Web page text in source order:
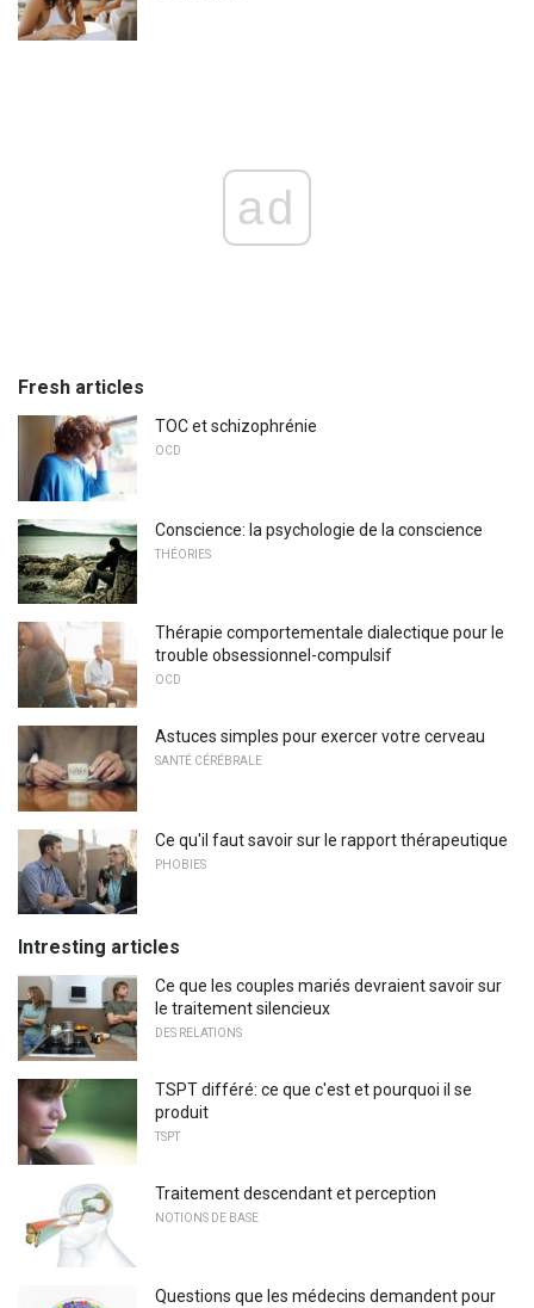
ad
Fresh articles
TOC et schizophrénie
OCD
Conscience: la psychologie de la conscience
THÉORIES
Thérapie comportementale dialectique pour le
trouble obsessionnel-compulsif
OCD
Astuces simples pour exercer votre cerveau
SANTÉ CÉRÉBRALE
Ce qu'il faut savoir sur le rapport thérapeutique
PHOBIES
Intresting articles
Ce que les couples mariés devraient savoir sur
le traitement silencieux
DES RELATIONS
TSPT différé: ce que c'est et pourquoi il se
produit
TSPT
Traitement descendant et perception
NOTIONS DE BASE
Questions que les médecins demandent pour